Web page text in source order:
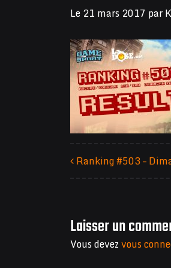
Le21 mars 2017 par
Ranking #503 –
Laisser un
Vous devezvous